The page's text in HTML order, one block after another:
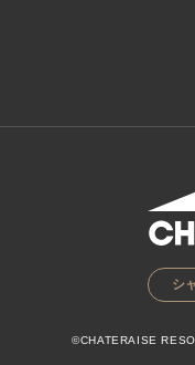
シ
©CHATERAISE